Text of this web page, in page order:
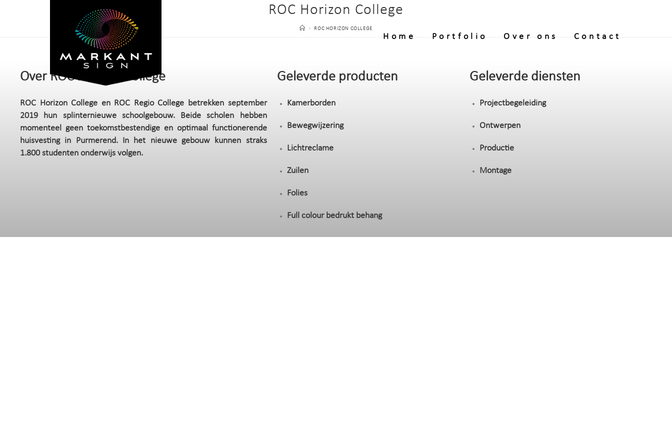
Home Portfolio Over ons Contact
ROC Horizon College
> ROC HORIZON COLLEGE
Over ROC Horizon College
ROC Horizon College en ROC Regio College betrekken september
2019 hun splinternieuwe schoolgebouw. Beide scholen hebben
momenteel geen toekomstbestendige en optimaal functionerende
huisvesting in Purmerend. In het nieuwe gebouw kunnen straks
1.800 studenten onderwijs volgen.
Geleverde producten
Kamerborden
Bewegwijzering
Lichtreclame
Zuilen
Folies
Full colour bedrukt behang
Geleverde diensten
Projectbegeleiding
Ontwerpen
Productie
Montage